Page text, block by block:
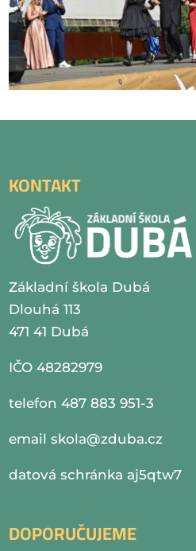
KONTAKT
Základní škola Dubá
Dlouhá 113
471 41 Dubá
IČO 48282979
telefon 487 883 951-3
emailskola@zduba.cz
datová schránka aj5qtw7
DOPORUČUJEME